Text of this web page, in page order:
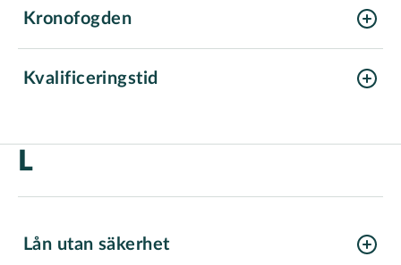
Kronofogden
Kvalificeringstid
L
Lån utan säkerhet